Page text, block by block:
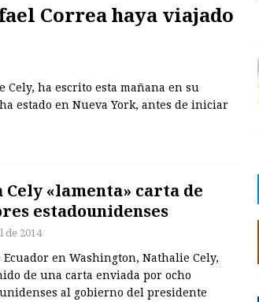
Correa haya viajado
Cely, ha escrito esta mañana en su
estado en Nueva York, antes de iniciar
Cely «lamenta» carta de
estadounidenses
de 2014
Ecuador en Washington, Nathalie Cely,
de una carta enviada por ocho
al gobierno del presidente